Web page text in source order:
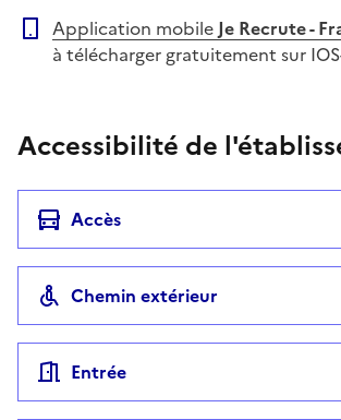
Application mobile Je Recrute -
à télécharger gratuitement sur
Accessibilité de
Accès
Chemin extérieur
Entrée